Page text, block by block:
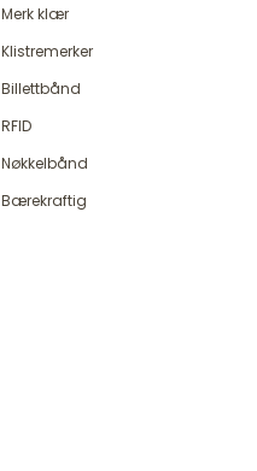
Merk klær
Klistremerker
Billettbånd
RFID
Nøkkelbånd
Bærekraftig